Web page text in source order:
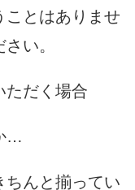
ことはありませ
い。
ただく場合
…
ちんと揃ってい